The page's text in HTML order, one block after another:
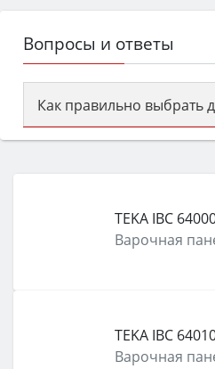
Вопросы и ответы
Как правильно выбрать
Сначала определитесь
затем смотрите на
функции (конвекция,
защита от детей).
TEKA IBC
Варочная
TEKA IBC
Варочная